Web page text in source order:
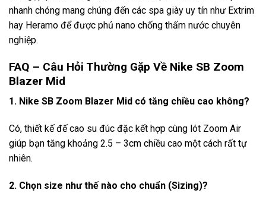
nhanh chóng mang chúng đến các spa giày uy tín như Extrim
hay Heramo để được phủ nano chống thấm nước chuyên
nghiệp.
FAQ – Câu Hỏi Thường Gặp Về Nike SB Zoom
Blazer Mid
1. Nike SB Zoom Blazer Mid có tăng chiều cao không?
Có, thiết kế đế cao su đúc đặc kết hợp cùng lót Zoom Air
giúp bạn tăng khoảng 2.5 – 3cm chiều cao một cách rất tự
nhiên.
2. Chọn size như thế nào cho chuẩn (Sizing)?